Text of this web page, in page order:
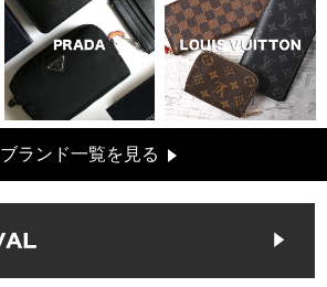
ブランド一覧を見る